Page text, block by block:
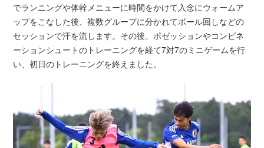
でランニングや体幹メニューに時間をかけて入念にウォームア
ップをこなした後、複数グループに分かれてボール回しなどの
セッションで汗を流します。その後、ポゼッションやコンビネ
ーションシュートのトレーニングを経て7対7のミニゲームを行
い、初日のトレーニングを終えました。